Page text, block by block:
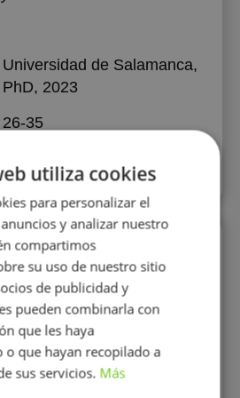
Universidad de Salamanca,
PhD, 2023
26-35
utiliza cookies
para personalizar el
y analizar nuestro
compartimos
su uso de nuestro sitio
de publicidad y
pueden combinarla con
que les haya
que hayan recopilado a
sus servicios. Más